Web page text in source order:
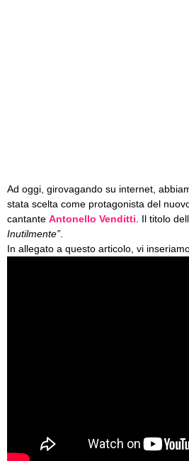
Ad oggi, girovagando su internet,
stata scelta come protagonista del
cantante Antonello Venditti . Il titolo
Inutilmente”
In allegato a questo articolo, vi